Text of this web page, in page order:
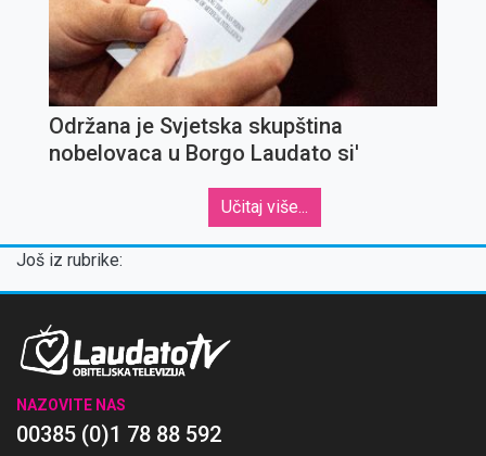
Održana je Svjetska skupština
nobelovaca u Borgo Laudato si'
Učitaj više...
Još iz rubrike:
NAZOVITE NAS
00385 (0)1 78 88 592